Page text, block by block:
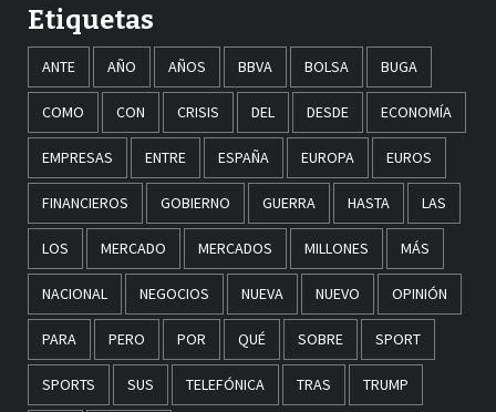
Etiquetas
ANTE AÑO AÑOS BBVA BOLSA BUGA
COMO CON CRISIS DEL DESDE ECONOMÍA
EMPRESAS ENTRE ESPAÑA EUROPA EUROS
FINANCIEROS GOBIERNO GUERRA HASTA LAS
LOS MERCADO MERCADOS MILLONES MÁS
NACIONAL NEGOCIOS NUEVA NUEVO OPINIÓN
PARA PERO POR QUÉ SOBRE SPORT
SPORTS SUS TELEFÓNICA TRAS TRUMP